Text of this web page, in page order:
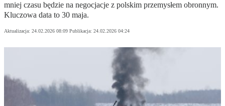
mniej czasu będzie na negocjacje z polskim przemysłem obronnym.
Kluczowa data to 30 maja.
Aktualizacja: 24.02.2026 08:09 Publikacja: 24.02.2026 04:24